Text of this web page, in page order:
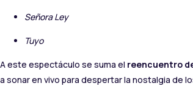
Señora Ley
Tuyo
A este espectáculo se suma el reencuentro
a sonar en vivo para despertar la nostalgia de